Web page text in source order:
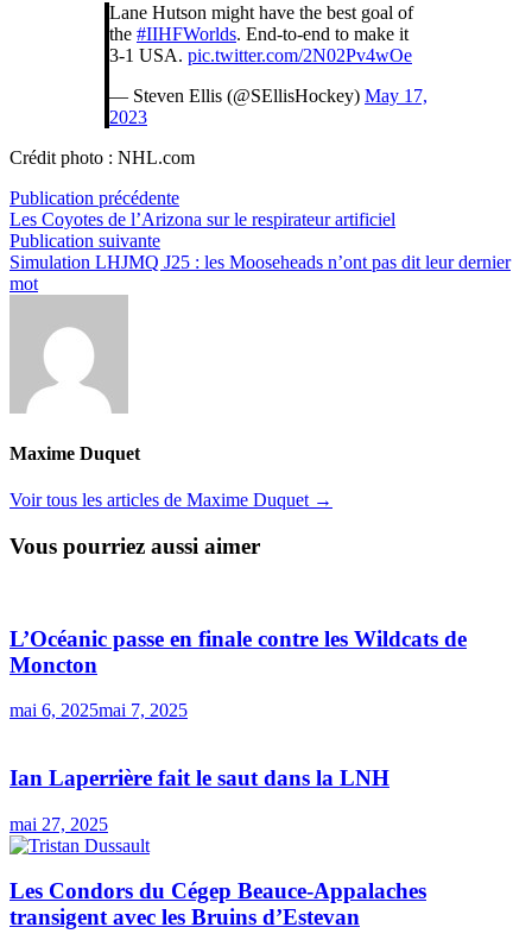
Lane Hutson might have the best goal of
the #IIHFWorlds. End-to-end to make it
3-1 USA. pic.twitter.com/2N02Pv4wOe
— Steven Ellis (@SEllisHockey) May 17,
2023
Crédit photo : NHL.com
Navigation
de
l’article
Publication précédentePublication
précédente :
Les Coyotes de l’Arizona sur le respirateur artificiel
Publication suivantePublication
suivante :
Simulation LHJMQ J25 : les Mooseheads n’ont pas dit leur dernier
mot
Maxime Duquet
Voir tous les articles de Maxime Duquet →
Vous pourriez aussi aimer
L’Océanic passe en finale contre les Wildcats de
Moncton
mai 6, 2025mai 7, 2025
Ian Laperrière fait le saut dans la LNH
mai 27, 2025
Les Condors du Cégep Beauce-Appalaches
transigent avec les Bruins d’Estevan